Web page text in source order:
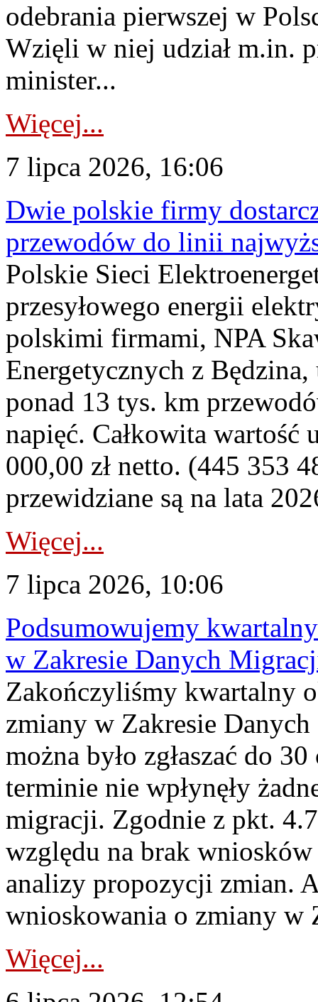
odebrania pierwszej w
Wzięli w niej udział m.in.
minister...
Więcej...
7 lipca 2026, 16:06
Dwie polskie firmy
przewodów do linii
Polskie Sieci
przesyłowego energii
polskimi firmami, NPA
Energetycznych z
ponad 13 tys. km
napięć. Całkowita
000,00 zł netto. (445 353
przewidziane są na lata
Więcej...
7 lipca 2026, 10:06
Podsumowujemy
w Zakresie Danych
Zakończyliśmy kwartalny
zmiany w Zakresie
można było zgłaszać do
terminie nie wpłynęły
migracji. Zgodnie z pkt.
względu na brak
analizy propozycji zmian.
wnioskowania o zmiany w
Więcej...